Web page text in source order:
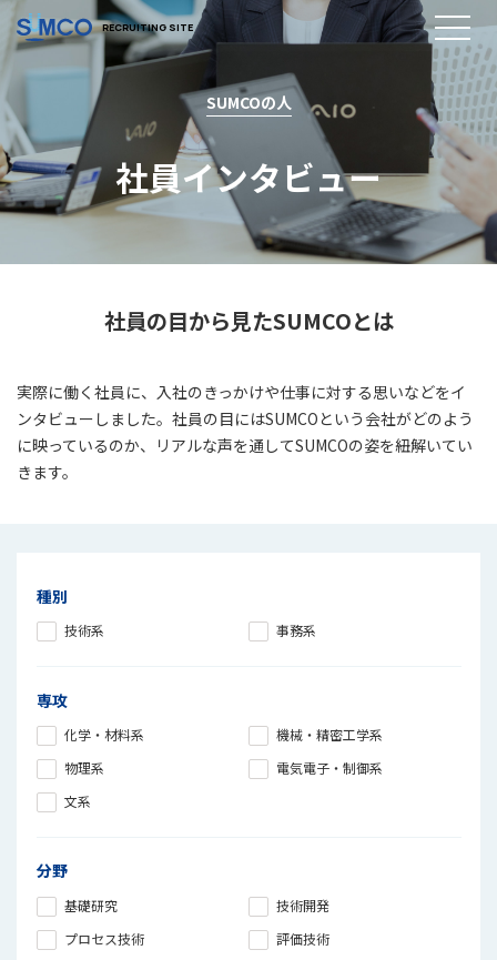
RECRUITING SITE
SUMCOの人
社員インタビュー
社員の目から見たSUMCOとは
実際に働く社員に、入社のきっかけや仕事に対する思いなどをイ
ンタビューしました。社員の目にはSUMCOという会社がどのよう
に映っているのか、リアルな声を通してSUMCOの姿を紐解いてい
きます。
種別
技術系 事務系
専攻
化学・材料系
機械・精密工学系
物理系
電気電子・制御系
文系
分野
基礎研究
技術開発
プロセス技術
評価技術